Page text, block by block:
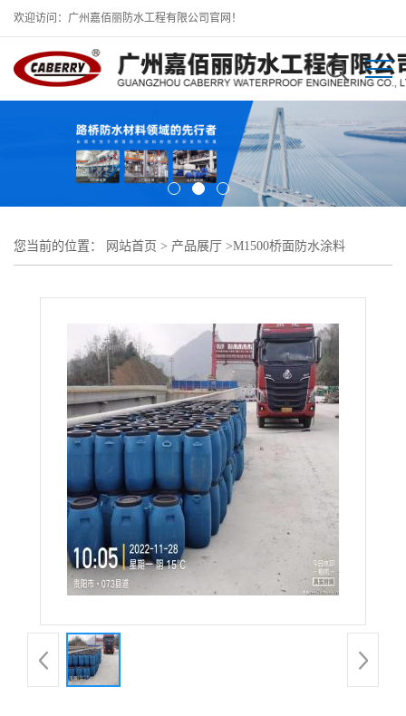
欢迎访问：广州嘉佰丽防水工程有限公司官网！
您当前的位置： 网站首页 > 产品展厅 >M1500桥面防水涂料